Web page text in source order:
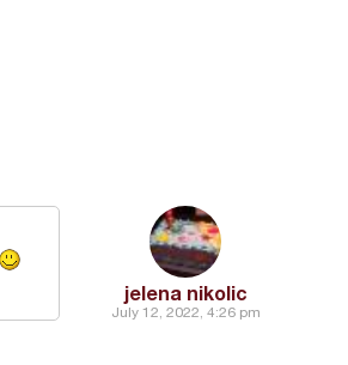
jelena nikolic
July 12, 2022, 4:26 pm